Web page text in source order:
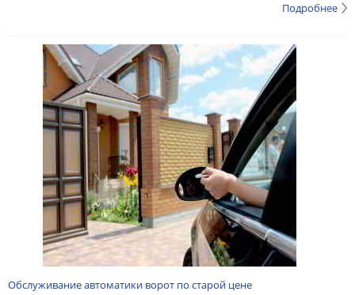
Подробнее
Обслуживание автоматики ворот по старой цене